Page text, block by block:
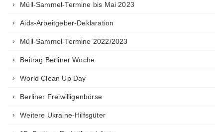
Müll-Sammel-Termine bis Mai 2023
Aids-Arbeitgeber-Deklaration
Müll-Sammel-Termine 2022/2023
Beitrag Berliner Woche
World Clean Up Day
Berliner Freiwilligenbörse
Weitere Ukraine-Hilfsgüter